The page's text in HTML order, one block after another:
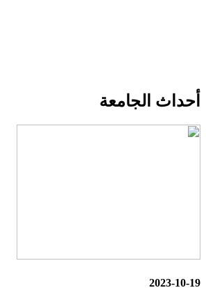
أحداث الجامعة
2023-10-19